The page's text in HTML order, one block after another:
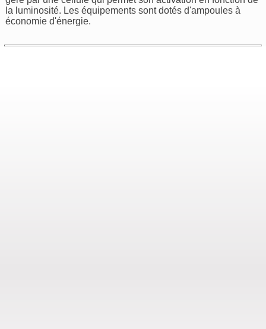
la luminosité. Les équipements sont dotés d'ampoules à
économie d'énergie.